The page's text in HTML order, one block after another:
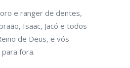
e ranger de dentes,
Isaac, Jacó e todos
de Deus, e vós
fora.